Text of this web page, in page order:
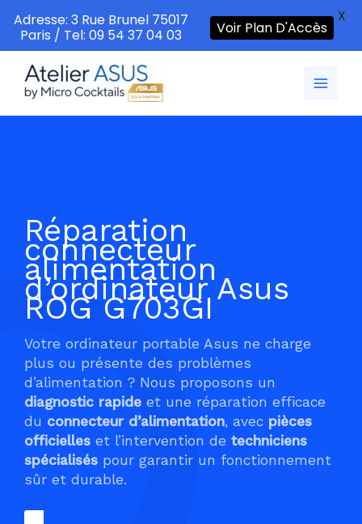
contenu
Réparation
connecteur
alimentation
d’ordinateur Asus
ROG G703GI
Votre ordinateur portable Asus ne charge
plus ou présente des problèmes
d’alimentation ? Nous proposons un
diagnostic rapide et une réparation efficace
du connecteur d’alimentation, avec pièces
officielles et l’intervention de techniciens
spécialisés pour garantir un fonctionnement
sûr et durable.
Adresse: 3 Rue Brunel 75017
Paris / Tel: 09 54 37 04 03
Voir Plan D'Accès
X